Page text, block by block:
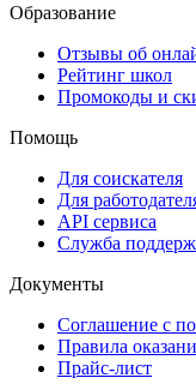
Образование
Отзывы об
Рейтинг школ
Промокоды и
Помощь
Для соискателя
Для
API сервиса
Служба
Документы
Соглашение с
Правила
Прайс-лист